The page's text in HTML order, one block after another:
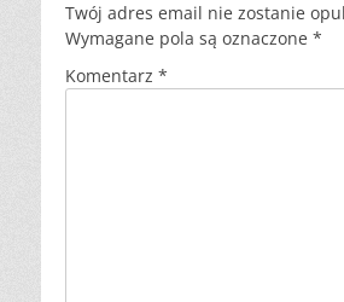
Twój adres email nie zostanie
Wymagane pola są oznaczone *
Komentarz *